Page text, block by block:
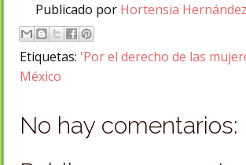
Publicado por Hortensia Hernández
Etiquetas: 'Por el derecho de las
México
No hay comentarios: